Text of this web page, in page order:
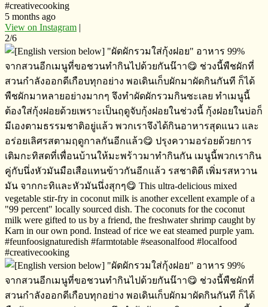
#creativecooking
5 months ago
View on Instagram |
2/6